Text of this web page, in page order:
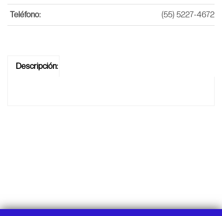
Teléfono: (55) 5227-4672
Descripción: